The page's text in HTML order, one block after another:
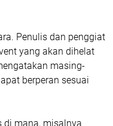
Penulis dan penggiat
yang akan dihelat
masing-
berperan sesuai
di mana, misalnya